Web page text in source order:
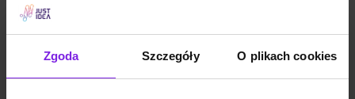
Zgoda Szczegóły O plikach cookies
SEO